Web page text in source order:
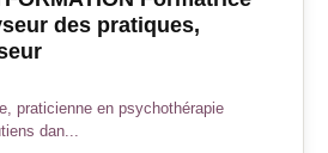
des pratiques,
praticienne en psychothérapie
dan...